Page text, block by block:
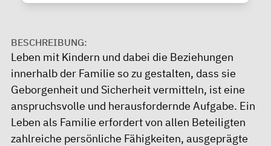
BESCHREIBUNG:
Leben mit Kindern und dabei die Beziehungen
innerhalb der Familie so zu gestalten, dass sie
Geborgenheit und Sicherheit vermitteln, ist eine
anspruchsvolle und herausfordernde Aufgabe. Ein
Leben als Familie erfordert von allen Beteiligten
zahlreiche persönliche Fähigkeiten, ausgeprägte